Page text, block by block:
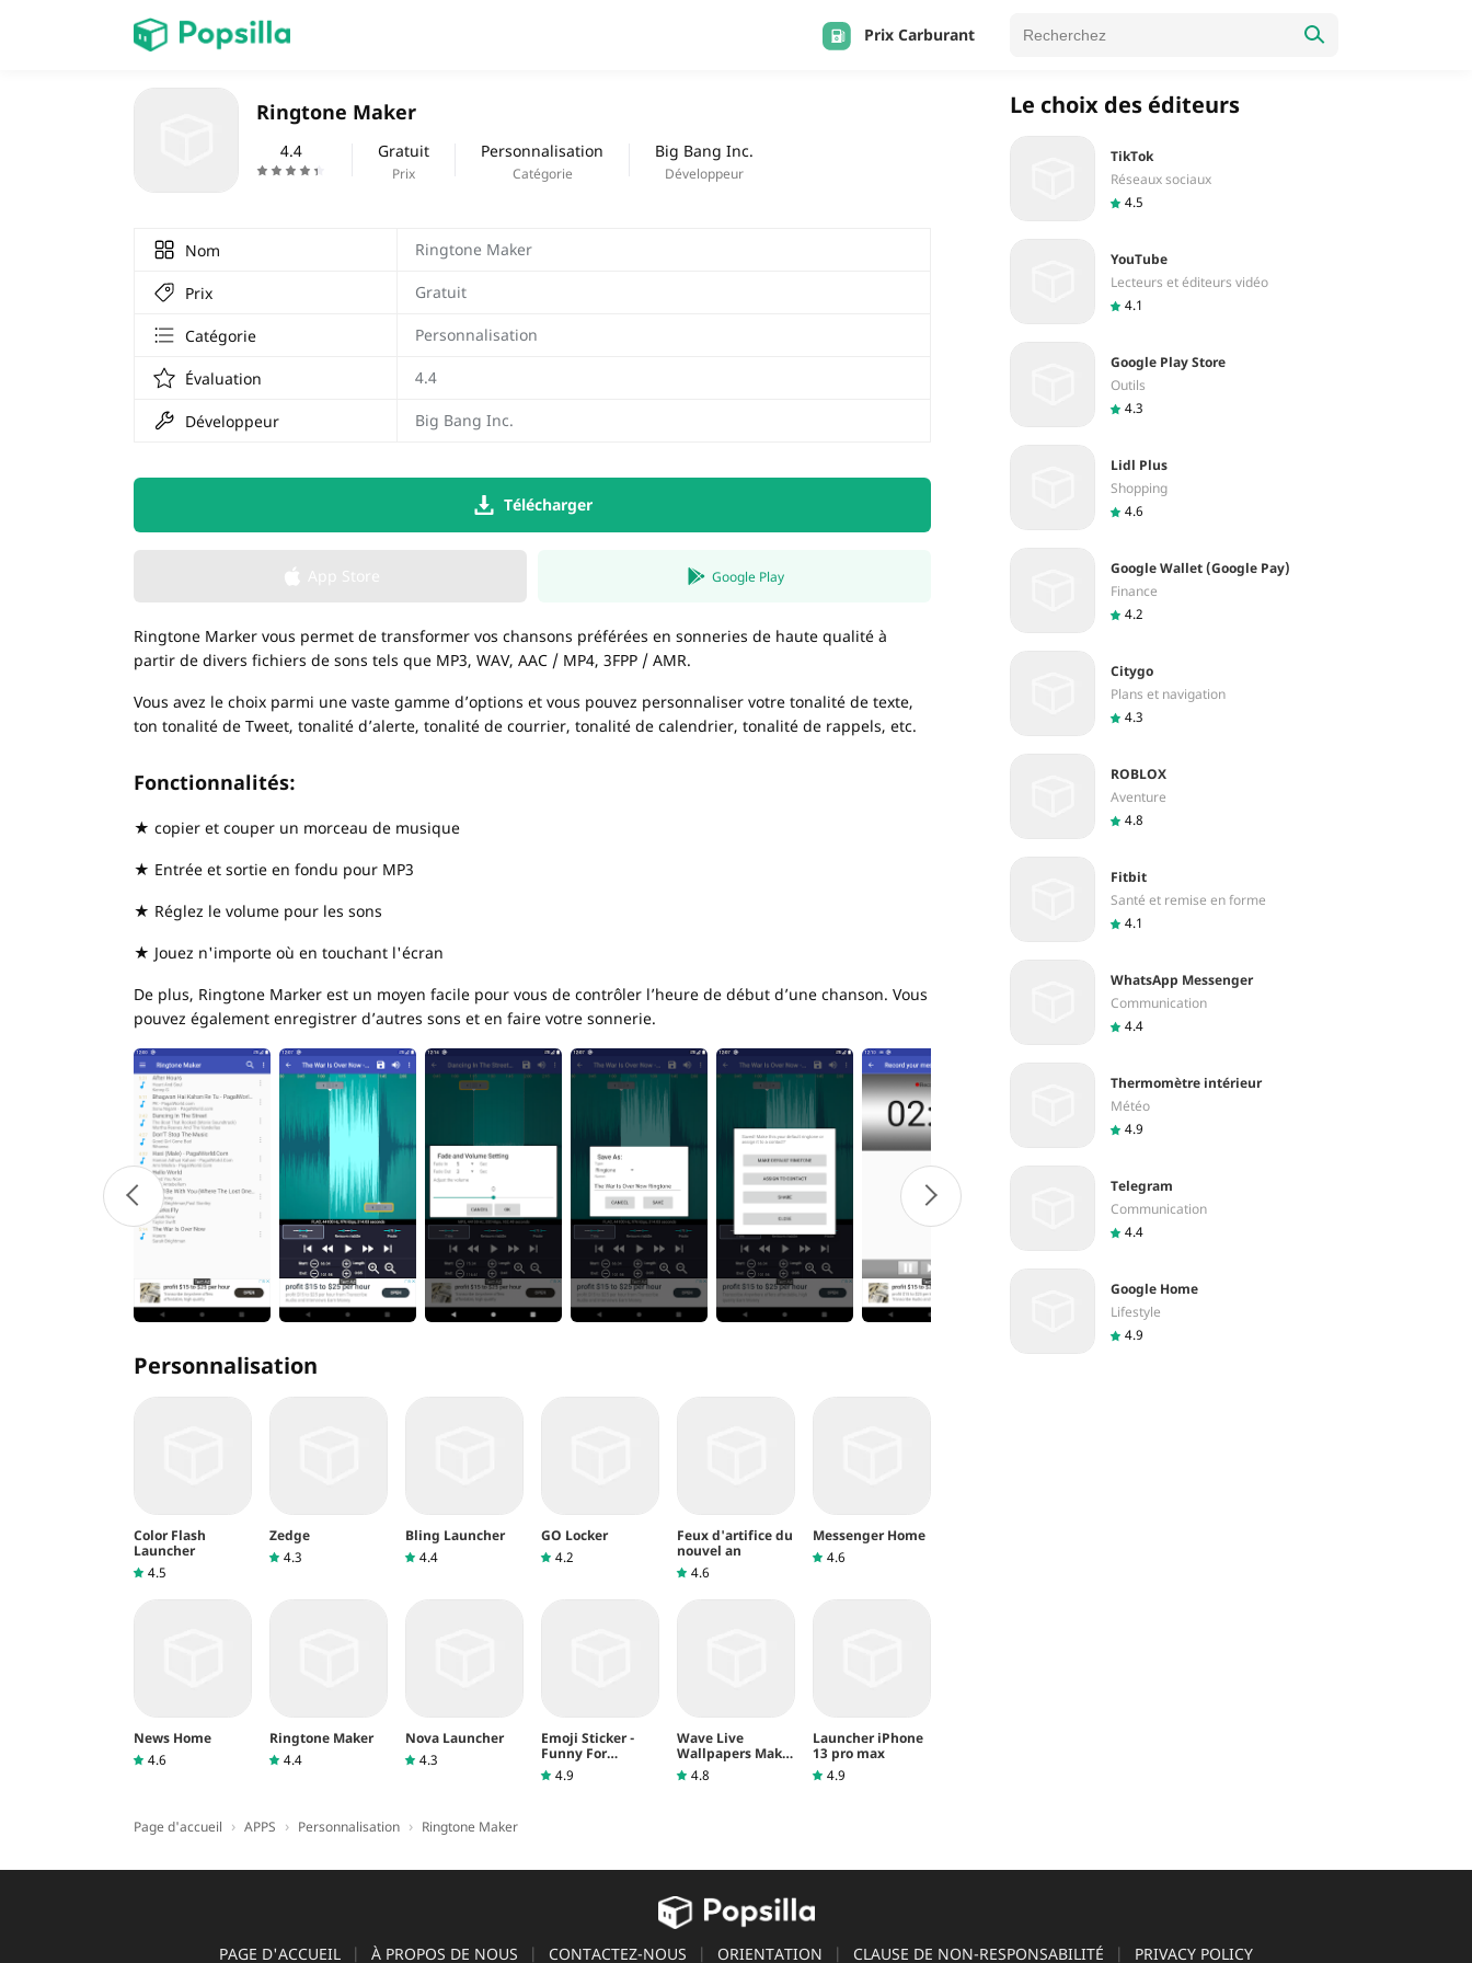
Prix Carburant
Ringtone Maker
4.4 Gratuit
Prix
Personnalisation
Catégorie
Big Bang Inc.
Développeur
Nom Ringtone Maker
Prix Gratuit
Catégorie Personnalisation
Évaluation 4.4
Développeur Big Bang Inc.
Télécharger
Google Play
Ringtone Marker vous permet de transformer vos chansons préférées en sonneries de haute qualité à
partir de divers fichiers de sons tels que MP3, WAV, AAC / MP4, 3FPP / AMR.
Vous avez le choix parmi une vaste gamme d’options et vous pouvez personnaliser votre tonalité de texte,
ton tonalité de Tweet, tonalité d’alerte, tonalité de courrier, tonalité de calendrier, tonalité de rappels, etc.
Fonctionnalités:
★ copier et couper un morceau de musique
★ Entrée et sortie en fondu pour MP3
★ Réglez le volume pour les sons
★ Jouez n'importe où en touchant l'écran
De plus, Ringtone Marker est un moyen facile pour vous de contrôler l’heure de début d’une chanson. Vous
pouvez également enregistrer d’autres sons et en faire votre sonnerie.
Personnalisation
Color Flash
Launcher
4.5
Zedge
4.3
Bling Launcher
4.4
GO Locker
4.2
Feux d'artifice du
nouvel an
4.6
Messenger Home
4.6
News Home
4.6
Ringtone Maker
4.4
Nova Launcher
4.3
Emoji Sticker -
Funny For
WhatsApp
4.9
Wave Live
Wallpapers Maker
3D4.8
Launcher iPhone
13 pro max
4.9
Page d'accueil › APPS › Personnalisation › Ringtone Maker
Le choix des éditeurs
TikTok
Réseaux sociaux
4.5
YouTube
Lecteurs et éditeurs vidéo
4.1
Google Play Store
Outils
4.3
Lidl Plus
Shopping
4.6
Google Wallet (Google Pay)
Finance
4.2
Citygo
Plans et navigation
4.3
ROBLOX
Aventure
4.8
Fitbit
Santé et remise en forme
4.1
WhatsApp Messenger
Communication
4.4
Thermomètre intérieur
Météo
4.9
Telegram
Communication
4.4
Google Home
Lifestyle
4.9
PAGE D'ACCUEIL À PROPOS DE NOUS CONTACTEZ-NOUS ORIENTATION CLAUSE DE NON-RESPONSABILITÉ PRIVACY POLICY